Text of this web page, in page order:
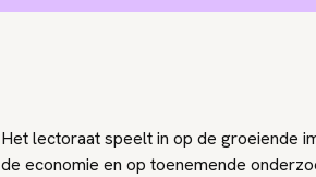
Het lectoraat speelt in op de groeiende
de economie en op toenemende